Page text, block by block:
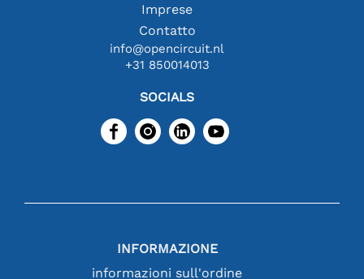
Imprese
Contatto
info@opencircuit.nl
+31 850014013
SOCIALS
INFORMAZIONE
informazioni sull'ordine